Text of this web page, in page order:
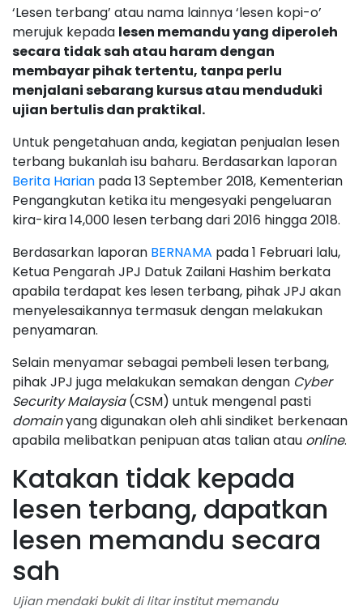
‘Lesen terbang’ atau nama lainnya ‘lesen kopi-o’
merujuk kepada lesen memandu yang diperoleh
secara tidak sah atau haram dengan
membayar pihak tertentu, tanpa perlu
menjalani sebarang kursus atau menduduki
ujian bertulis dan praktikal.
Untuk pengetahuan anda, kegiatan penjualan lesen
terbang bukanlah isu baharu. Berdasarkan laporan
Berita Harian pada 13 September 2018, Kementerian
Pengangkutan ketika itu mengesyaki pengeluaran
kira-kira 14,000 lesen terbang dari 2016 hingga 2018.
Berdasarkan laporan BERNAMA pada 1 Februari lalu,
Ketua Pengarah JPJ Datuk Zailani Hashim berkata
apabila terdapat kes lesen terbang, pihak JPJ akan
menyelesaikannya termasuk dengan melakukan
penyamaran.
Selain menyamar sebagai pembeli lesen terbang,
pihak JPJ juga melakukan semakan dengan Cyber
Security Malaysia(CSM) untuk mengenal pasti
domainyang digunakan oleh ahli sindiket berkenaan
apabila melibatkan penipuan atas talian atau online.
Katakan tidak kepada
lesen terbang, dapatkan
lesen memandu secara
sah
Ujian mendaki bukit di litar institut memandu